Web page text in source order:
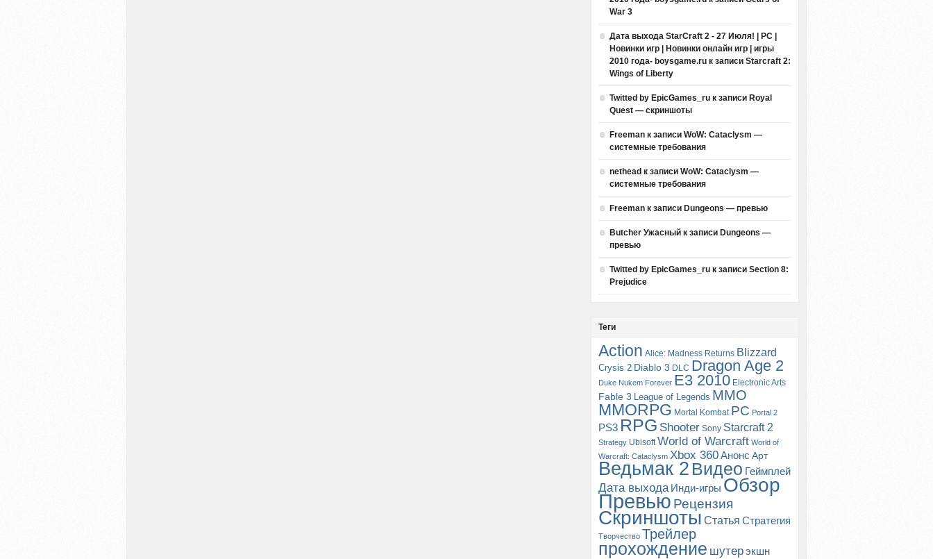
War 3
Дата выхода StarCraft 2 - 27 Июля! | PC |
Новинки игр | Новинки онлайн игр | игры
2010 года- boysgame.ru к записи Starcraft 2:
Wings of Liberty
Twitted by EpicGames_ru к записи Royal
Quest — скриншоты
Freeman к записи WoW: Cataclysm —
системные требования
nethead к записи WoW: Cataclysm —
системные требования
Freeman к записи Dungeons — превью
Butcher Ужасный к записи Dungeons —
превью
Twitted by EpicGames_ru к записи Section 8:
Prejudice
Теги
Action Alice: Madness Returns Blizzard
Crysis 2 Diablo 3 DLC Dragon Age 2
Duke Nukem Forever E3 2010 Electronic Arts
Fable 3 League of Legends MMO
MMORPG Mortal Kombat PC Portal 2
PS3 RPG Shooter Sony Starcraft 2
Strategy Ubisoft World of Warcraft World of
Warcraft: Cataclysm Xbox 360Анонс Арт
Ведьмак 2 Видео Геймплей
Дата выхода Инди-игры Обзор
Превью Рецензия
Скриншоты Статья Стратегия
Творчество Трейлер
прохождение шутерэкшн